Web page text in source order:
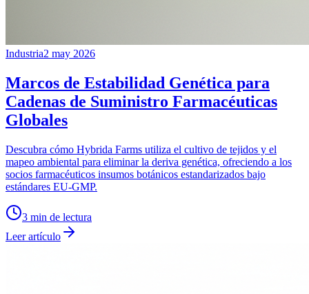
Industria2 may 2026
Marcos de Estabilidad Genética para
Cadenas de Suministro Farmacéuticas
Globales
Descubra cómo Hybrida Farms utiliza el cultivo de tejidos y el
mapeo ambiental para eliminar la deriva genética, ofreciendo a los
socios farmacéuticos insumos botánicos estandarizados bajo
estándares EU-GMP.
3 min de lectura
Leer artículo